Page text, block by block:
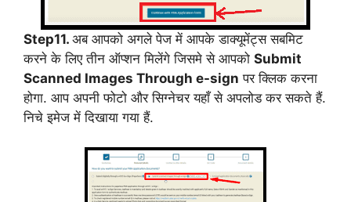
Step11. अब आपको अगले पेज में आपके डाक्यूमेंट्स सबमिट
करने के लिए तीन ऑप्शन मिलेंगे जिसमे से आपको Submit
Scanned Images Through e-sign पर क्लिक करना
होगा. आप अपनी फोटो और सिग्नेचर यहाँ से अपलोड कर सकते हैं.
निचे इमेज में दिखाया गया हैं.